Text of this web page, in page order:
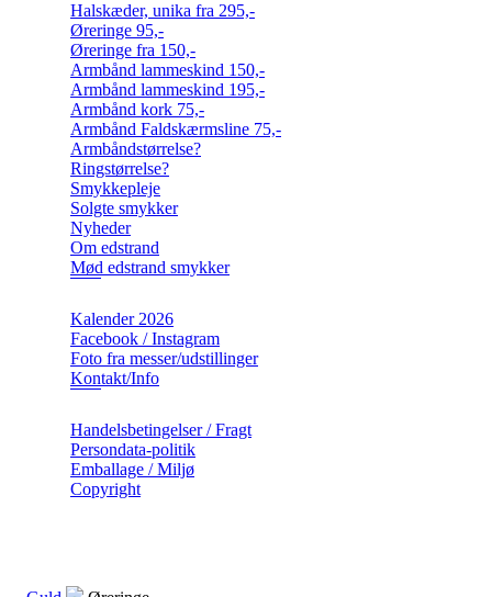
Halskæder, unika fra 295,-
Øreringe 95,-
Øreringe fra 150,-
Armbånd lammeskind 150,-
Armbånd lammeskind 195,-
Armbånd kork 75,-
Armbånd Faldskærmsline 75,-
Armbåndstørrelse?
Ringstørrelse?
Smykkepleje
Solgte smykker
Nyheder
Om edstrand
Mød edstrand smykker
Kalender 2026
Facebook / Instagram
Foto fra messer/udstillinger
Kontakt/Info
Handelsbetingelser / Fragt
Persondata-politik
Emballage / Miljø
Copyright